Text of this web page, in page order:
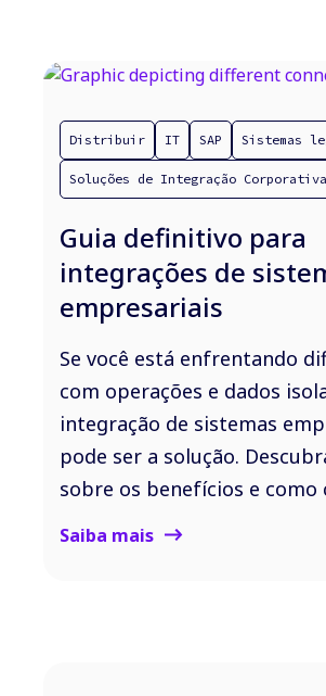
Distribuir IT SAP Sistemas
Soluções de Integração Corporativa
Guia definitivo para
integrações de
empresariais
Se você está enfrentando
com operações e dados
integração de sistemas
pode ser a solução.
sobre os benefícios e como
Saiba mais